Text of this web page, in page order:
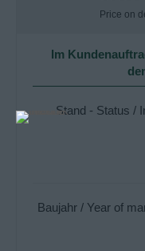
Price on
Im
Stand - Status /
Baujahr / Year of